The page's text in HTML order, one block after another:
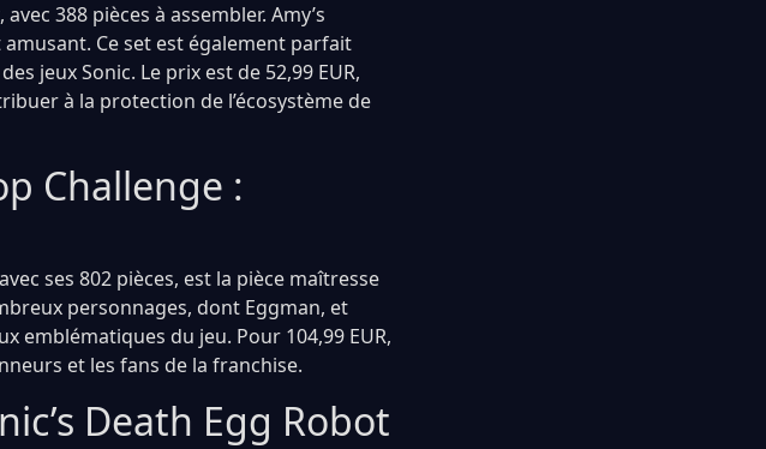
388 pièces à assembler. Amy’s
Ce set est également parfait
jeux Sonic. Le prix est de 52,99 EUR,
à la protection de l’écosystème de
Challenge :
ses 802 pièces, est la pièce maîtresse
personnages, dont Eggman, et
emblématiques du jeu. Pour 104,99 EUR,
et les fans de la franchise.
Death Egg Robot